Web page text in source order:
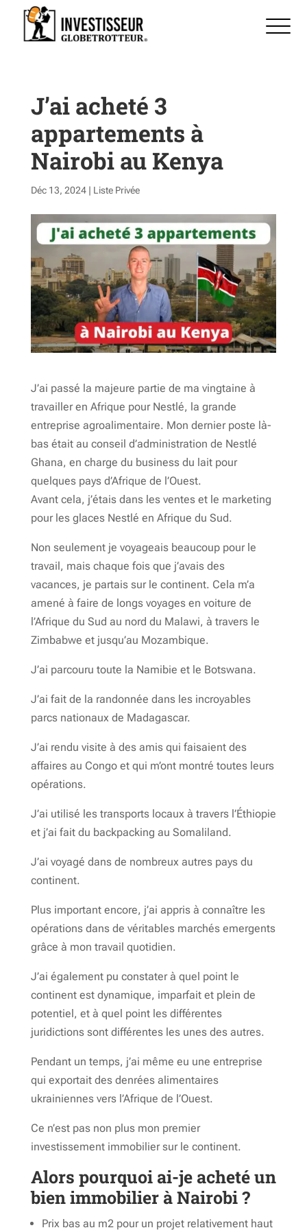
J’ai acheté 3
appartements à
Nairobi au Kenya
Déc 13, 2024| Liste Privée
J’ai passé la majeure partie de ma vingtaine à
travailler en Afrique pour Nestlé, la grande
entreprise agroalimentaire. Mon dernier poste là-
bas était au conseil d’administration de Nestlé
Ghana, en charge du business du lait pour
quelques pays d’Afrique de l’Ouest.
Avant cela, j’étais dans les ventes et le marketing
pour les glaces Nestlé en Afrique du Sud.
Non seulement je voyageais beaucoup pour le
travail, mais chaque fois que j’avais des
vacances, je partais sur le continent. Cela m’a
amené à faire de longs voyages en voiture de
l’Afrique du Sud au nord du Malawi, à travers le
Zimbabwe et jusqu’au Mozambique.
J’ai parcouru toute la Namibie et le Botswana.
J’ai fait de la randonnée dans les incroyables
parcs nationaux de Madagascar.
J’ai rendu visite à des amis qui faisaient des
affaires au Congo et qui m’ont montré toutes leurs
opérations.
J’ai utilisé les transports locaux à travers l’Éthiopie
et j’ai fait du backpacking au Somaliland.
J’ai voyagé dans de nombreux autres pays du
continent.
Plus important encore, j’ai appris à connaître les
opérations dans de véritables marchés emergents
grâce à mon travail quotidien.
J’ai également pu constater à quel point le
continent est dynamique, imparfait et plein de
potentiel, et à quel point les différentes
juridictions sont différentes les unes des autres.
Pendant un temps, j’ai même eu une entreprise
qui exportait des denrées alimentaires
ukrainiennes vers l’Afrique de l’Ouest.
Ce n’est pas non plus mon premier
investissement immobilier sur le continent.
Alors pourquoi ai-je acheté un
bien immobilier à Nairobi ?
Prix ​​bas au m2 pour un projet relativement haut